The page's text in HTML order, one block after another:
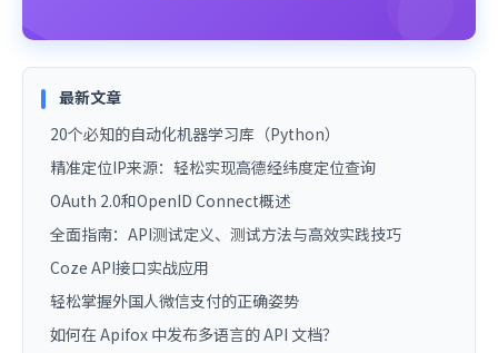
最新文章
20个必知的自动化机器学习库（Python）
精准定位IP来源：轻松实现高德经纬度定位查询
OAuth 2.0和OpenID Connect概述
全面指南：API测试定义、测试方法与高效实践技巧
Coze API接口实战应用
轻松掌握外国人微信支付的正确姿势
如何在 Apifox 中发布多语言的 API 文档？